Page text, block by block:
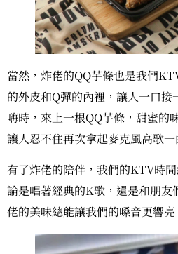
當然，炸佬的QQ芋條也是我們
的外皮和Q彈的內裡，讓人一口
嗨時，來上一根QQ芋條，甜蜜的
讓人忍不住再次拿起麥克風高歌一
有了炸佬的陪伴，我們的KTV時
論是唱著經典的K歌，還是和朋友
佬的美味總能讓我們的嗓音更響亮